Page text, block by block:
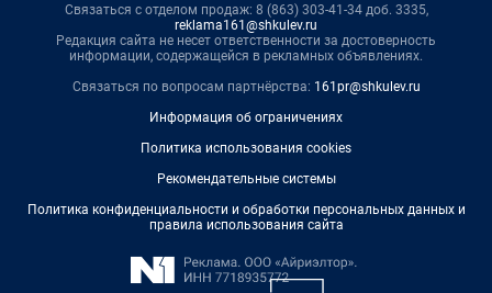
Связаться с отделом продаж: 8 (863) 303-41-34 доб. 3335,
reklama161@shkulev.ru
Редакция сайта не несет ответственности за достоверность
информации, содержащейся в рекламных объявлениях.
Связаться по вопросам партнёрства: 161pr@shkulev.ru
Информация об ограничениях
Политика использования cookies
Рекомендательные системы
Политика конфиденциальности и обработки персональных данных и
правила использования сайта